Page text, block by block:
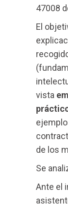
47008
El
vista
de los
Se
Ante el